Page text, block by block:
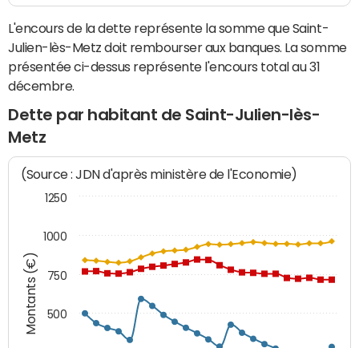
L'encours de la dette représente la somme que Saint-
Julien-lès-Metz doit rembourser aux banques. La somme
présentée ci-dessus représente l'encours total au 31
décembre.
Dette par habitant de Saint-Julien-lès-
Metz
Montants (€)
(Source : JDN d'après ministère de l'Economie)
500
750
1000
1250